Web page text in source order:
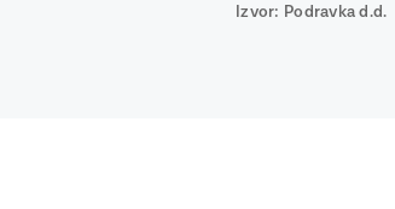
Izvor: Podravka d.d.